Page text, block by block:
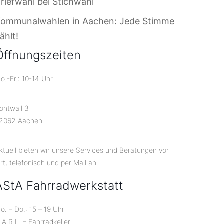
in Aachen: Jede Stimme
Fr.: 10-14 Uhr
3
Aachen
bieten wir unsere Services und Beratungen vor
telefonisch und per Mail an.
Fahrradwerkstatt
– Do.: 15 – 19 Uhr
– Fahrradkeller